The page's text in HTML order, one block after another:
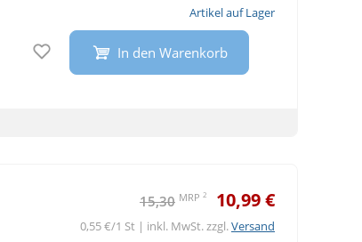
Artikel auf Lager
Auf den Merkzettel
In den Warenkorb
15,30 MRP 2 10,99 €
0,55 €/1 St | inkl. MwSt. zzgl.Versand